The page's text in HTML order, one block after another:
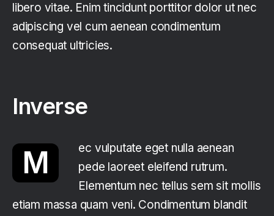
libero vitae. Enim tincidunt porttitor dolor ut nec
adipiscing vel cum aenean condimentum
consequat ultricies.
Inverse
M
ec vulputate eget nulla aenean
pede laoreet eleifend rutrum.
Elementum nec tellus sem sit mollis
etiam massa quam veni. Condimentum blandit